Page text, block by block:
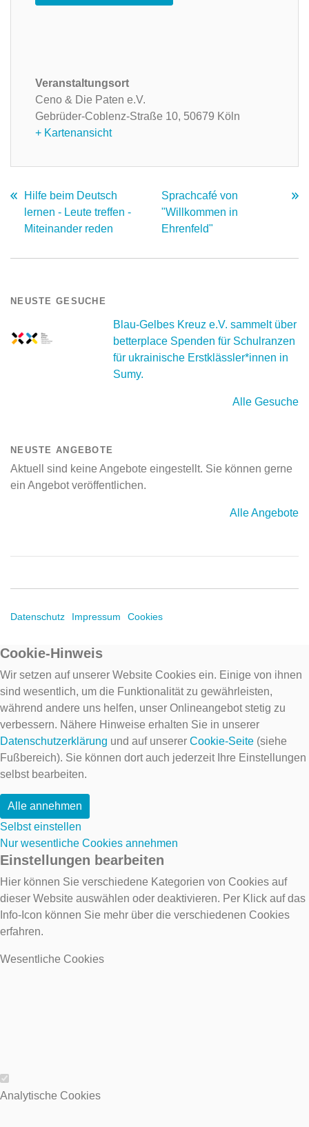
Veranstaltungsort
Ceno & Die Paten e.V.
Gebrüder-Coblenz-Straße 10, 50679 Köln
+ Kartenansicht
Hilfe beim Deutsch
lernen - Leute treffen -
Miteinander reden
Sprachcafé von
"Willkommen in
Ehrenfeld"
NEUSTE GESUCHE
Blau-Gelbes Kreuz e.V. sammelt über
betterplace Spenden für Schulranzen
für ukrainische Erstklässler*innen in
Sumy.
Alle Gesuche
NEUSTE ANGEBOTE
Aktuell sind keine Angebote eingestellt. Sie können gerne
ein Angebot veröffentlichen.
Alle Angebote
Datenschutz Impressum Cookies
Cookie-Hinweis
Wir setzen auf unserer Website Cookies ein. Einige von ihnen
sind wesentlich, um die Funktionalität zu gewährleisten,
während andere uns helfen, unser Onlineangebot stetig zu
verbessern. Nähere Hinweise erhalten Sie in unserer
Datenschutzerklärung und auf unserer Cookie-Seite (siehe
Fußbereich). Sie können dort auch jederzeit Ihre Einstellungen
selbst bearbeiten.
Alle annehmen
Selbst einstellen
Nur wesentliche Cookies annehmen
Einstellungen bearbeiten
Hier können Sie verschiedene Kategorien von Cookies auf
dieser Website auswählen oder deaktivieren. Per Klick auf das
Info-Icon können Sie mehr über die verschiedenen Cookies
erfahren.
Wesentliche Cookies
Wesentliche Cookies
Analytische Cookies